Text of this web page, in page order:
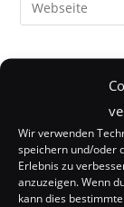
Wir verwenden
speichern und/oder
Erlebnis zu
anzuzeigen. Wenn
kann dies
zum
ein
Mail-
zum
Kommentieren
deine